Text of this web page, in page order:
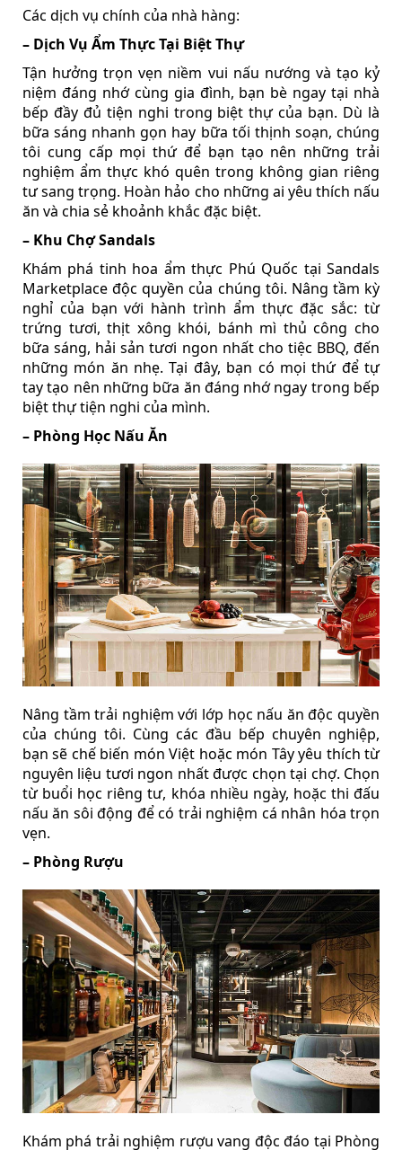
Các dịch vụ chính của nhà hàng:
– Dịch Vụ Ẩm Thực Tại Biệt Thự
Tận hưởng trọn vẹn niềm vui nấu nướng và tạo kỷ
niệm đáng nhớ cùng gia đình, bạn bè ngay tại nhà
bếp đầy đủ tiện nghi trong biệt thự của bạn. Dù là
bữa sáng nhanh gọn hay bữa tối thịnh soạn, chúng
tôi cung cấp mọi thứ để bạn tạo nên những trải
nghiệm ẩm thực khó quên trong không gian riêng
tư sang trọng. Hoàn hảo cho những ai yêu thích nấu
ăn và chia sẻ khoảnh khắc đặc biệt.
– Khu Chợ Sandals
Khám phá tinh hoa ẩm thực Phú Quốc tại Sandals
Marketplace độc quyền của chúng tôi. Nâng tầm kỳ
nghỉ của bạn với hành trình ẩm thực đặc sắc: từ
trứng tươi, thịt xông khói, bánh mì thủ công cho
bữa sáng, hải sản tươi ngon nhất cho tiệc BBQ, đến
những món ăn nhẹ. Tại đây, bạn có mọi thứ để tự
tay tạo nên những bữa ăn đáng nhớ ngay trong bếp
biệt thự tiện nghi của mình.
– Phòng Học Nấu Ăn
Nâng tầm trải nghiệm với lớp học nấu ăn độc quyền
của chúng tôi. Cùng các đầu bếp chuyên nghiệp,
bạn sẽ chế biến món Việt hoặc món Tây yêu thích từ
nguyên liệu tươi ngon nhất được chọn tại chợ. Chọn
từ buổi học riêng tư, khóa nhiều ngày, hoặc thi đấu
nấu ăn sôi động để có trải nghiệm cá nhân hóa trọn
vẹn.
– Phòng Rượu
Khám phá trải nghiệm rượu vang độc đáo tại Phòng